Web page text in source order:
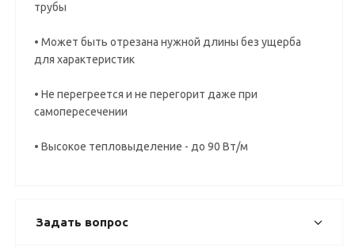
трубы
• Может быть отрезана нужной длины без ущерба
для характеристик
• Не перегреется и не перегорит даже при
самопересечении
• Высокое тепловыделение - до 90 Вт/м
Задать вопрос